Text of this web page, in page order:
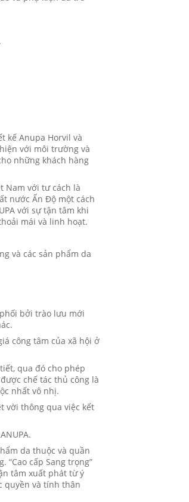
kế Anupa Horvil và
với môi trường và
những khách hàng
Nam với tư cách là
nước Ấn Độ một cách
với sự tận tâm khi
mái và linh hoạt.
và các sản phẩm da
bởi trào lưu mới
công tâm của xã hội ở
qua đó cho phép
chế tác thủ công là
nhất vô nhị.
vời thông qua việc kết
da thuộc và quần
cấp Sang trọng”
tâm xuất phát từ ý
quyền và tính thân